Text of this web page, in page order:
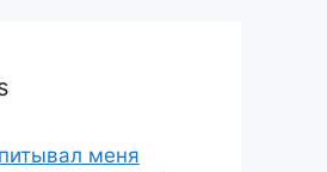
меня